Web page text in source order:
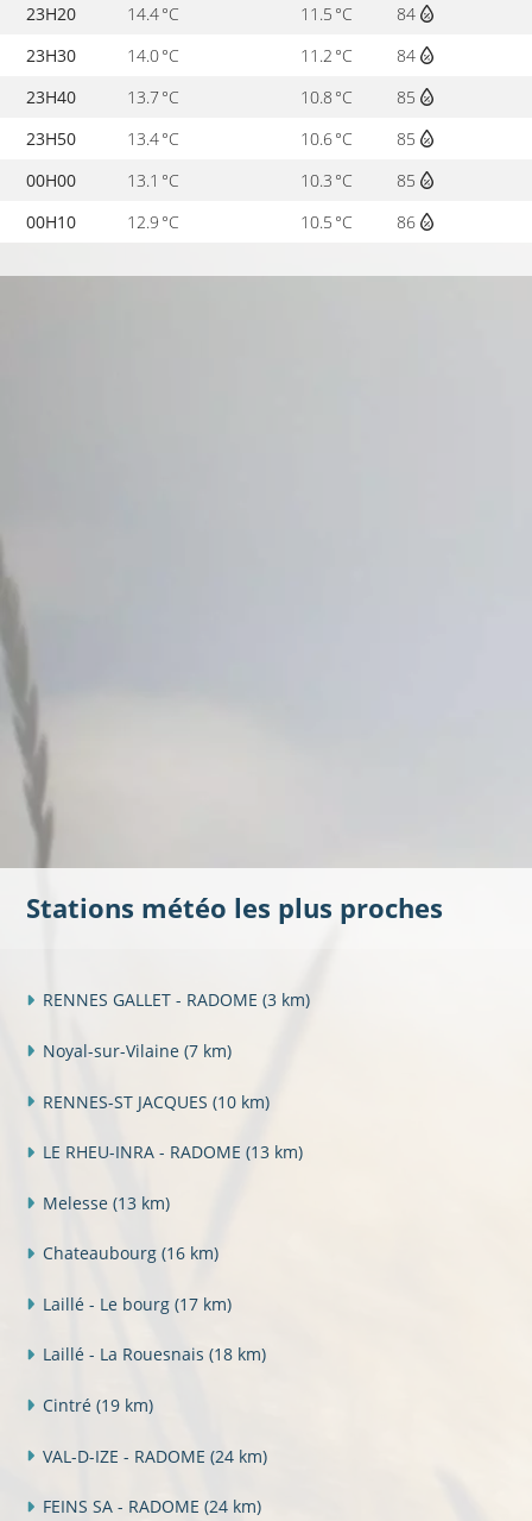
23H20
14.4 °C 11.5 °C 84
23H30
14.0 °C 11.2 °C 84
23H40
13.7 °C 10.8 °C 85
23H50
13.4 °C 10.6 °C 85
00H00
13.1 °C 10.3 °C 85
00H10
12.9 °C 10.5 °C 86
Stations météo les plus proches
RENNES GALLET - RADOME (3 km)
Noyal-sur-Vilaine (7 km)
RENNES-ST JACQUES (10 km)
LE RHEU-INRA - RADOME (13 km)
Melesse (13 km)
Chateaubourg (16 km)
Laillé - Le bourg (17 km)
Laillé - La Rouesnais (18 km)
Cintré (19 km)
VAL-D-IZE - RADOME (24 km)
FEINS SA - RADOME (24 km)